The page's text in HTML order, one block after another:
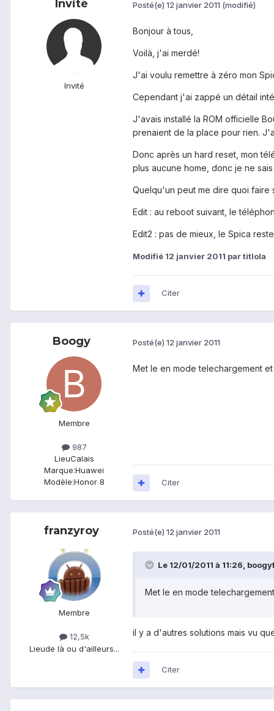
Invité
Invité
Posté(e) 12 janvier 2011 (modifié)
Bonjour à tous,
Voilà, j'ai merdé!
J'ai voulu remettre à zéro mon
Cependant j'ai zappé un détail
J'avais installé la ROM officielle
prenaient de la place pour rien.
Donc après un hard reset, mon
plus aucune home, donc je ne
Quelqu'un peut me dire quoi faire
Edit : au reboot suivant, le
Edit2 : pas de mieux, le Spica
Modifié 12 janvier 2011 par titlola
Citer
Boogy
Membre
987
LieuCalais
Marque:Huawei
Modèle:Honor 8
Posté(e) 12 janvier 2011
Met le en mode telechargement
Citer
franzyroy
Membre
12,5k
Lieude là ou d'ailleurs...
Posté(e) 12 janvier 2011
Le 12/01/2011 à 11:26,
Met le en mode
il y a d'autres solutions mais vu
Citer